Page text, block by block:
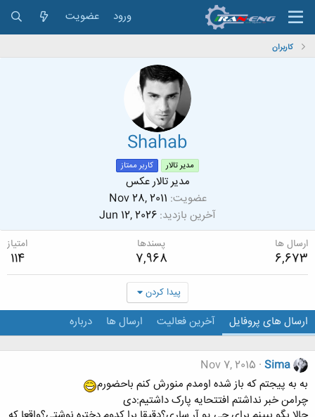
ورود عضویت
کاربران
Shahab
مدیر تالار کاربر ممتاز
مدیر تالار عکس
عضویت Nov 28, 2011
آخرین بازدید Jun 12, 2026
ارسال ها
6,673
پسندها
7,968
امتیاز
114
پیدا کردن
ارسال های پروفایل آخرین فعالیت ارسال ها درباره
Sima
Nov 7, 2015
به به پیجتم که باز شده اومدم منورش کنم باحضورم
چرامن خبر نداشتم افتتحایه پارک داشتیم:دی